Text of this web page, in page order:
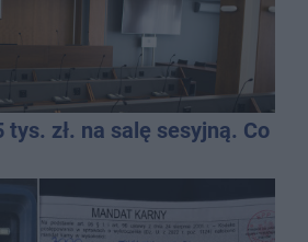
zł. na salę sesyjną. Co